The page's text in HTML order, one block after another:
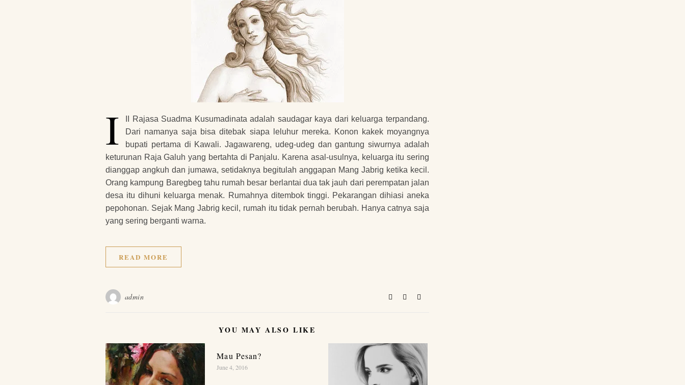
I
II Rajasa Suadma Kusumadinata adalah saudagar kaya dari keluarga terpandang.
Dari namanya saja bisa ditebak siapa leluhur mereka. Konon kakek moyangnya
bupati pertama di Kawali. Jagawareng, udeg-udeg dan gantung siwurnya adalah
keturunan Raja Galuh yang bertahta di Panjalu. Karena asal-usulnya, keluarga itu sering
dianggap angkuh dan jumawa, setidaknya begitulah anggapan Mang Jabrig ketika kecil.
Orang kampung Baregbeg tahu rumah besar berlantai dua tak jauh dari perempatan jalan
desa itu dihuni keluarga menak. Rumahnya ditembok tinggi. Pekarangan dihiasi aneka
pepohonan. Sejak Mang Jabrig kecil, rumah itu tidak pernah berubah. Hanya catnya saja
yang sering berganti warna.
READ MORE
admin
YOU MAY ALSO LIKE
Mau Pesan?
June 4, 2016